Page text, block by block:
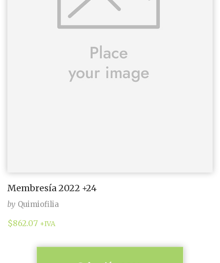
Membresía 2022 +24
by Quimiofilia
$862.07 +IVA